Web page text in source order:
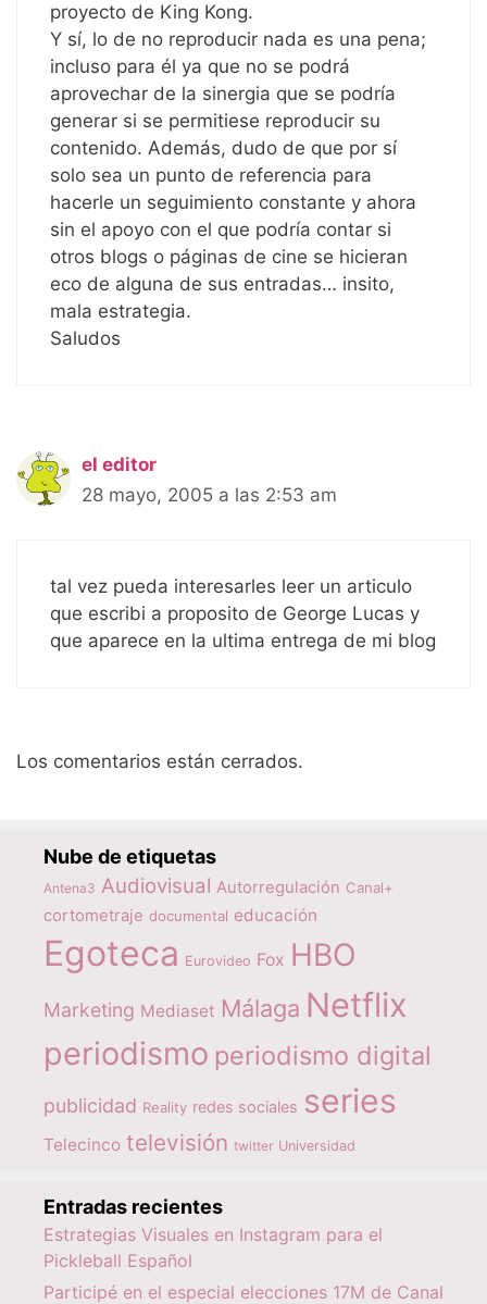
proyecto de King Kong.
Y sí, lo de no reproducir nada es una pena;
incluso para él ya que no se podrá
aprovechar de la sinergia que se podría
generar si se permitiese reproducir su
contenido. Además, dudo de que por sí
solo sea un punto de referencia para
hacerle un seguimiento constante y ahora
sin el apoyo con el que podría contar si
otros blogs o páginas de cine se hicieran
eco de alguna de sus entradas… insito,
mala estrategia.
Saludos
el editor
28 mayo, 2005 a las 2:53 am
tal vez pueda interesarles leer un articulo
que escribi a proposito de George Lucas y
que aparece en la ultima entrega de mi blog
Los comentarios están cerrados.
Nube de etiquetas
Antena3 Audiovisual Autorregulación Canal+
cortometraje documental educación
Egoteca Eurovideo Fox HBO
Marketing Mediaset Málaga Netflix
periodismo periodismo digital
publicidad Reality redes sociales series
Telecinco televisión twitter Universidad
Entradas recientes
Estrategias Visuales en Instagram para el
Pickleball Español
Participé en el especial elecciones 17M de Canal